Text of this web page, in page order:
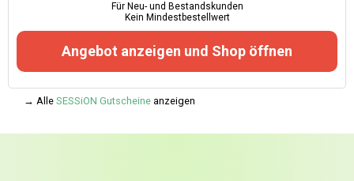
Für Neu- und Bestandskunden
Kein Mindestbestellwert
Angebot anzeigen und Shop öffnen
→ Alle SESSiON Gutscheine anzeigen